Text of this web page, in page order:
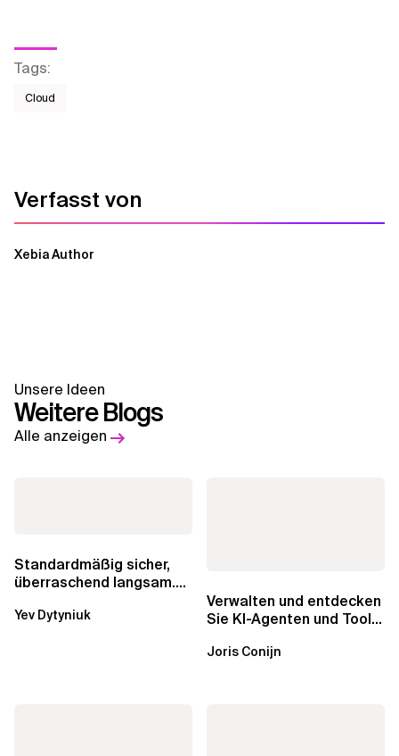
Tags:
Cloud
Verfasst von
Xebia Author
Unsere Ideen
Weitere Blogs
Alle anzeigen
Standardmäßig sicher,
überraschend langsam.
über die RDS...
Yev Dytyniuk
Verwalten und entdecken
Sie KI-Agenten und Tools
AgentCore...
Joris Conijn